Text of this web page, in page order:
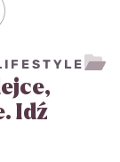
Idź